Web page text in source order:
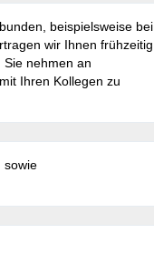
beispielsweise bei
wir Ihnen frühzeitig
nehmen an
Ihren Kollegen zu
sowie